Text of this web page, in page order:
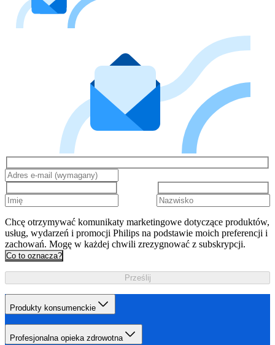
Chcę otrzymywać komunikaty marketingowe dotyczące produktów,
usług, wydarzeń i promocji Philips na podstawie moich preferencji i
zachowań. Mogę w każdej chwili zrezygnować z subskrypcji.
Co to oznacza?
Prześlij
Produkty konsumenckie
Profesjonalna opieka zdrowotna